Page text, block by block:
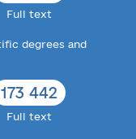
Full text
degrees and
173 442
Full text